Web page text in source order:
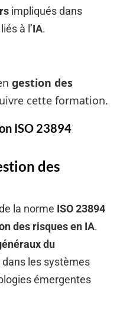
impliqués dans
à l’IA.
gestion des
cette formation.
ISO 23894
des
la norme ISO 23894
des risques en IA.
du
dans les systèmes
émergentes